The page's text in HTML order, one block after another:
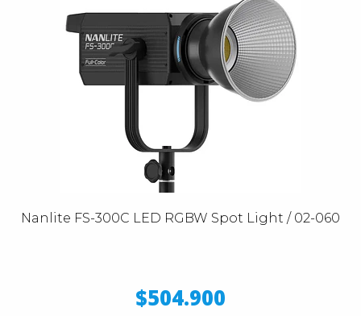
Nanlite FS-300C LED RGBW Spot Light / 02-060
$504.900